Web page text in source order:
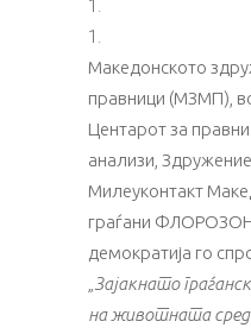
Македонското
правници (МЗМП),
Центарот за
анализи,
Милеуконтакт
граѓани ФЛОРОЗОН
демократија го
Зајакнато
на животната